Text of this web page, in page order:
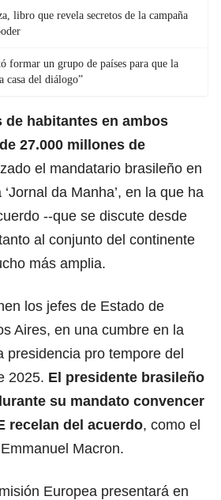
libro que revela secretos de la campaña
formar un grupo de países para que la
casa del diálogo”
de habitantes en ambos
27.000 millones de
el mandatario brasileño en
da Manha’, en la que ha
--que se discute desde
al conjunto del continente
más amplia.
los jefes de Estado de
Aires, en una cumbre en la
presidencia pro tempore del
2025. El presidente brasileño
su mandato convencer
recelan del acuerdo, como el
Macron.
Europea presentará en